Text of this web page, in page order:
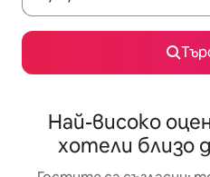
Най-високо
хотели близо